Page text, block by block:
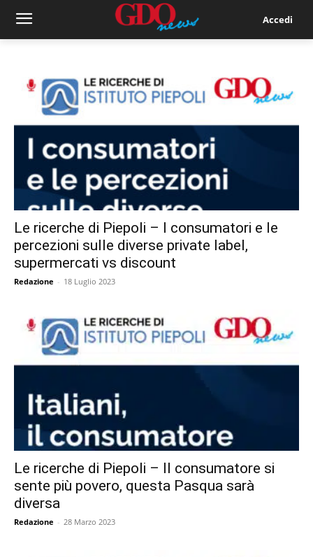
Accedi
Le ricerche di Piepoli – I consumatori e le
percezioni sulle diverse private label,
supermercati vs discount
Redazione - 18 Luglio 2023
Le ricerche di Piepoli – Il consumatore si
sente più povero, questa Pasqua sarà
diversa
Redazione - 28 Marzo 2023